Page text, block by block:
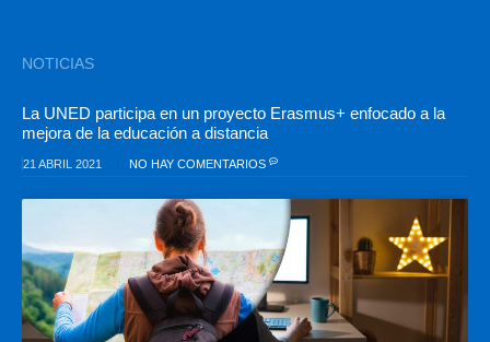
NOTICIAS
La UNED participa en un proyecto Erasmus+ enfocado a la
mejora de la educación a distancia
21 ABRIL 2021 NO HAY COMENTARIOS